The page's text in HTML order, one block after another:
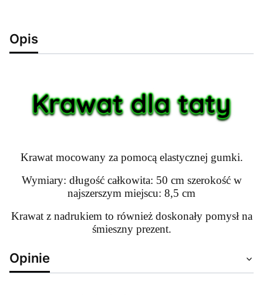
Opis
Krawat mocowany za pomocą elastycznej gumki.
Wymiary: długość całkowita: 50 cm szerokość w
najszerszym miejscu: 8,5 cm
Krawat z nadrukiem to również doskonały pomysł na
śmieszny prezent.
Opinie